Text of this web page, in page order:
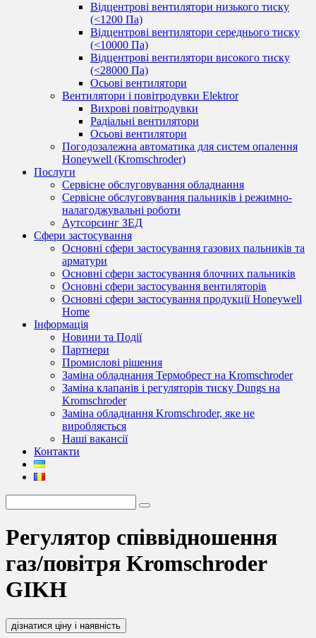
Відцентрові вентилятори низького тиску
(<1200 Па)
Відцентрові вентилятори середнього тиску
(<10000 Па)
Відцентрові вентилятори високого тиску
(<28000 Па)
Осьові вентилятори
Вентилятори і повітродувки Elektror
Вихрові повітродувки
Радіальні вентилятори
Осьові вентилятори
Погодозалежна автоматика для систем опалення
Honeywell (Kromschroder)
Послуги
Сервісне обслуговування обладнання
Сервісне обслуговування пальників і режимно-
налагоджувальні роботи
Аутсорсинг ЗЕД
Сфери застосування
Основні сфери застосування газових пальників та
арматури
Основні сфери застосування блочних пальників
Основні сфери застосування вентиляторів
Основні сфери застосування продукції Honeywell
Home
Інформація
Новини та Події
Партнери
Промислові рішення
Заміна обладнання Термобрест на Kromschroder
Заміна клапанів і регуляторів тиску Dungs на
Kromschroder
Заміна обладнання Kromschroder, яке не
виробляється
Наші вакансії
Контакти
Регулятор співвідношення
газ/повітря Kromschroder
GIKH
дізнатися ціну і наявність